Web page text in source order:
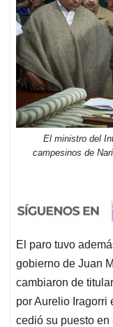
El ministro del
campesinos de
El paro tuvo
gobierno de Juan
cambiaron de
por Aurelio Iragorri
cedió su puesto